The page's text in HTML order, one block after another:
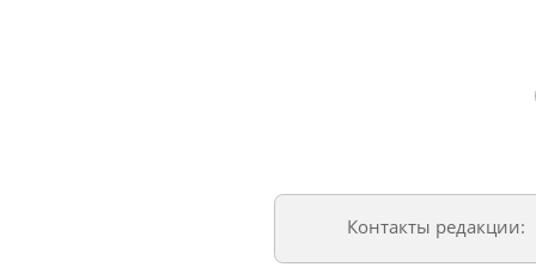
Контакты редакции: